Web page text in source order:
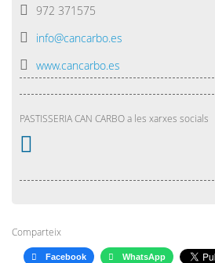
972 371575
info@cancarbo.es
www.cancarbo.es
PASTISSERIA CAN CARBO a les xarxes socials
Comparteix
Facebook WhatsApp